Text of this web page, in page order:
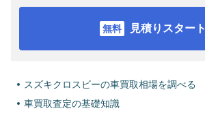
見積りスタート
スズキクロスビーの車買取相場を調べる
車買取査定の基礎知識